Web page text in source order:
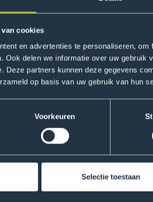
cookies
en advertenties te personaliseren,
Ook delen we informatie over uw gebruik
Deze partners kunnen deze gegevens
op basis van uw gebruik van hun
Voorkeuren
Selectie toestaan
nieuwe creatieve manier kunnen
transities waar we met zijn allen voor
innovatiekracht
is nog niet tot in detail gedefinieerd,
de onderzoekskracht en -kunde
een brug tussen verschillende
innovatiewetenschap,
Dit om het huidige innovatie-
specifiek gekeken naar innovaties op
en de gezonde, sociale en